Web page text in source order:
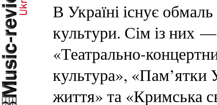
В Україні існує
культури. Сім із них
«Театрально-
культура», «Пам’ятки
життя» та «Кримська